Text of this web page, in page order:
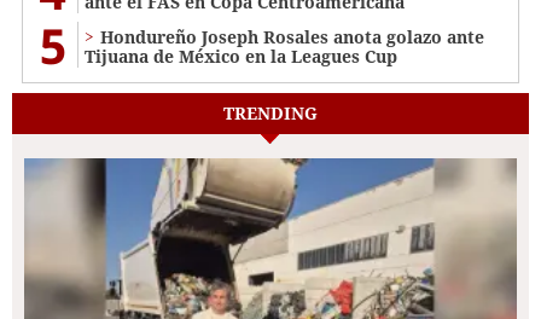
5
Hondureño Joseph Rosales anota golazo ante
Tijuana de México en la Leagues Cup
TRENDING